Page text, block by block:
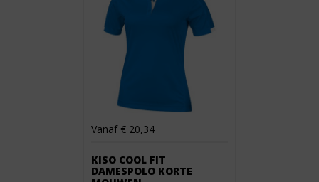
Vanaf € 20,34
KISO COOL FIT
DAMESPOLO KORTE